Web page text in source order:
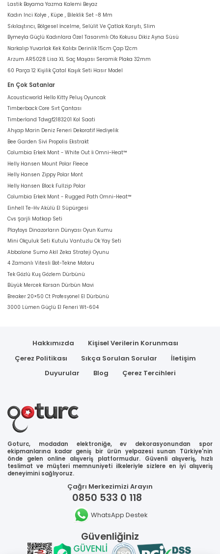
Lastik Boyama Yazma Kalemi Beyaz
Kadın Inci Kolye , Küpe , Bileklik Set -8 Mm
Sıkılaştırıcı, Bölgesel İncelme, Selülit Ve Çatlak Karşıtı, Slim
Bymeyla Güçlü Kadınlara Özel Tasarımlı Oto Kokusu Dikiz Ayna Süsü
Narkalıp Yuvarlak Kek Kalıbı Derinlik 15cm Çap 12cm
Arzum AR5028 Lisa XL Saç Maşası Seramik Plaka 32mm
60 Parça 12 Kişilik Çatal Kaşık Seti Hasır Model
En Çok Satanlar
Acousticworld Hello Kitty Peluş Oyuncak
Timberback Core Sırt Çantası
Timberland Tdwgf2183201 Kol Saati
Ahşap Marin Deniz Feneri Dekoratif Hediyelik
Bee Garden Sivi Propolis Ekstrakt
Columbia Erkek Mont - White Out İi Omni-Heat™
Helly Hansen Mount Polar Fleece
Helly Hansen Zippy Polar Mont
Helly Hansen Block Fullzip Polar
Columbia Erkek Mont - Rugged Path Omni-Heat™
Einhell Te-Hv Akülü El Süpürgesi
Cvs Şarjli Matkap Seti
Playtoys Dinazorların Dünyası Oyun Kumu
Mini Okçuluk Seti Kutulu Vantuzlu Ok Yay Seti
Abbalone Sumo Akil Zeka Strateji Oyunu
4 Zamanlı Vitesli Bot-Tekne Motoru
Tek Gözlü Kuş Gözlem Dürbünü
Büyük Mercek Korsan Dürbün Mavi
Breaker 20×50 Ct Profesyonel El Dürbünü
3000 Lümen Güçlü El Feneri Wt-604
Hakkımızda
Kişisel Verilerin Korunması
Çerez Politikası
Sıkça Sorulan Sorular
İletişim
Duyurular
Blog Çerez Tercihleri
Goturc, modadan elektroniğe, ev dekorasyonundan spor
ekipmanlarına kadar geniş bir ürün yelpazesi sunan Türkiye'nin
önde gelen online alışveriş platformudur. Güvenli alışveriş, hızlı
teslimat ve müşteri memnuniyeti ilkeleriyle sizlere en iyi alışveriş
deneyimini sağlıyoruz.
Çağrı Merkezimizi Arayın
0850 533 0 118
WhatsApp Destek
Güvenliğiniz